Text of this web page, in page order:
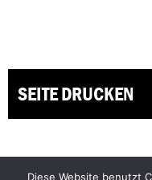
SEITE DRUCKEN
Diese Website benutzt